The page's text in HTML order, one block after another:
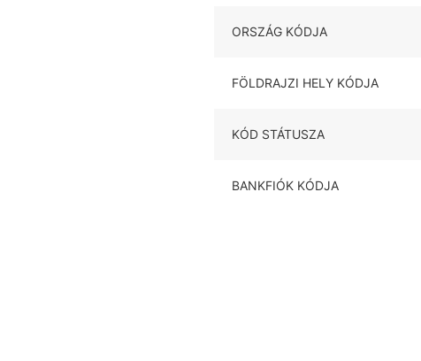
ORSZÁG KÓDJA
FÖLDRAJZI HELY KÓDJA
KÓD STÁTUSZA
BANKFIÓK KÓDJA